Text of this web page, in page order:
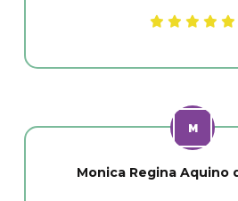
Monica Regina Aquino